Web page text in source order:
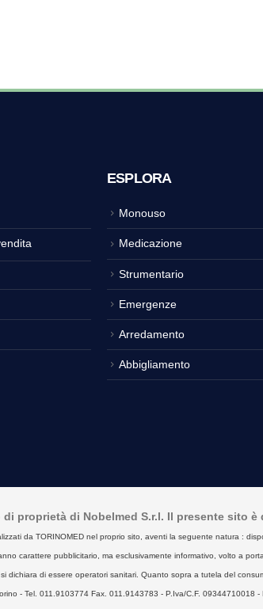
ESPLORA
Monouso
Medicazione
Strumentario
Emergenze
Arredamento
Abbigliamento
proprietà di Nobelmed S.r.l. Il presente sito
da TORINOMED nel proprio sito, aventi la seguente natura :
carattere pubblicitario, ma esclusivamente informativo, volto a
dichiara di essere operatori sanitari. Quanto sopra a tutela del
- Tel. 011.9103774 Fax. 011.9143783 - P.Iva/C.F. 09344710018